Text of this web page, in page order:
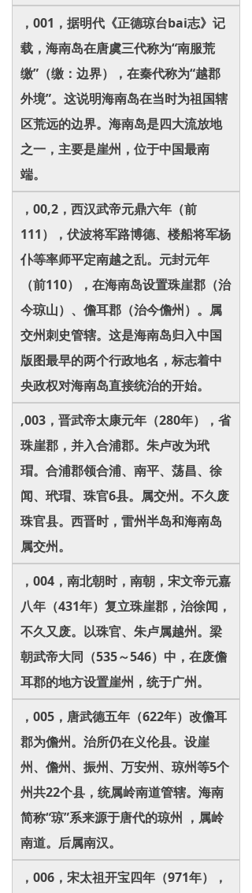
，001，据明代《正德琼台bai志》记
载，海南岛在唐虞三代称为“南服荒
缴”（缴：边界），在秦代称为“越郡
外境”。这说明海南岛在当时为祖国辖
区荒远的边界。海南岛是四大流放地
之一，主要是崖州，位于中国最南
端。
，00,2，西汉武帝元鼎六年（前
111），伏波将军路博德、楼船将军杨
仆等率师平定南越之乱。元封元年
（前110），在海南岛设置珠崖郡（治
今琼山）、儋耳郡（治今儋州）。属
交州刺史管辖。这是海南岛归入中国
版图最早的两个行政地名，标志着中
央政权对海南岛直接统治的开始。
,003，晋武帝太康元年（280年），省
珠崖郡，并入合浦郡。朱卢改为玳
瑁。合浦郡领合浦、南平、荡昌、徐
闻、玳瑁、珠官6县。属交州。不久废
珠官县。西晋时，雷州半岛和海南岛
属交州。
，004，南北朝时，南朝，宋文帝元嘉
八年（431年）复立珠崖郡，治徐闻，
不久又废。以珠官、朱卢属越州。梁
朝武帝大同（535～546）中，在废儋
耳郡的地方设置崖州，统于广州。
，005，唐武德五年（622年）改儋耳
郡为儋州。治所仍在义伦县。设崖
州、儋州、振州、万安州、琼州等5个
州共22个县，统属岭南道管辖。海南
简称“琼”系来源于唐代的琼州 ，属岭
南道。后属南汉。
，006，宋太祖开宝四年（971年），